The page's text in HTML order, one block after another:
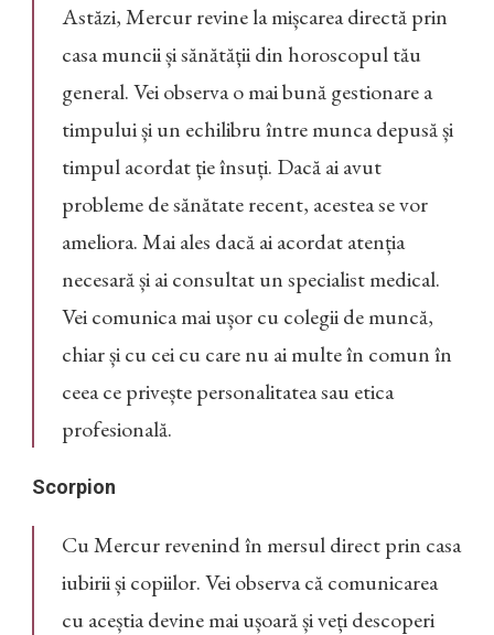
Astăzi, Mercur revine la mișcarea directă prin
casa muncii și sănătății din horoscopul tău
general. Vei observa o mai bună gestionare a
timpului și un echilibru între munca depusă și
timpul acordat ție însuți. Dacă ai avut
probleme de sănătate recent, acestea se vor
ameliora. Mai ales dacă ai acordat atenția
necesară și ai consultat un specialist medical.
Vei comunica mai ușor cu colegii de muncă,
chiar și cu cei cu care nu ai multe în comun în
ceea ce privește personalitatea sau etica
profesională.
Scorpion
Cu Mercur revenind în mersul direct prin casa
iubirii și copiilor. Vei observa că comunicarea
cu aceștia devine mai ușoară și veți descoperi